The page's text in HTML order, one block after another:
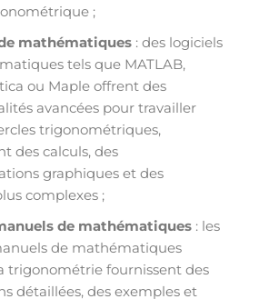
;
mathématiques : des logiciels
tels que MATLAB,
ou Maple offrent des
avancées pour travailler
trigonométriques,
des calculs, des
graphiques et des
complexes ;
de mathématiques : les
de mathématiques
trigonométrie fournissent des
détaillées, des exemples et